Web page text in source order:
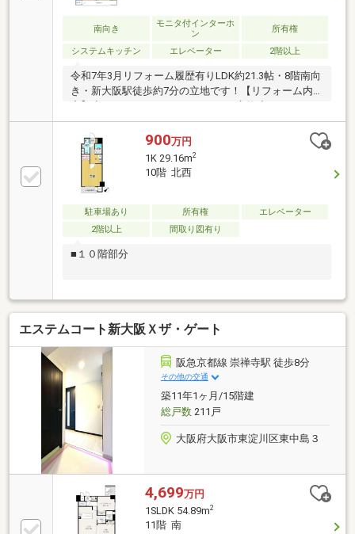
寺」駅まで徒歩10分◇充実した周辺環境・ローソンま
で徒歩1分・コクミンドラッグまで徒歩6分・ライフま
で徒歩10分・内科まで徒歩4分・総合病院まで徒歩14
分
南向き
モニタ付インターホ
ン
所有権
システムキッチン エレベーター 2階以上
令和7年3月リフォーム履歴有りLDK約21.3帖・8階南向
き・新大阪駅徒歩約7分の立地です！【リフォーム内
ス交換◆トイレ交換(温水洗浄機能付き)◆洗面化粧台
交換◆ガス給湯器交換◆全室クロス張替え(一部アクセ
ントクロス使用)◆全室クッションフロア張替え◆間
取り変更(和室→洋室、室内洗濯機置き場)【おすすめ
ポイント】◆LDKが約21.3帖◆8階部分南向きバルコニ
ーにつき日当たり・通風良好です◆全室約5帖以上を
確保、各洋室にクローゼットを設け、収納性も良好で
す◆JR東海道本線(他、JR各線)徒歩約7分の立地です
900万円
1K 29.16m2
10階 北西
駐車場あり 所有権
エレベーター
2階以上
間取り図有り
■１０階部分
エステムコート新大阪Ｘザ・ゲート
阪急京都線 崇禅寺駅 徒歩8分
その他の交通
築11年1ヶ月/15階建
総戸数211戸
大阪府大阪市東淀川区東中島３
4,699万円
1SLDK 54.89m2
11階 南